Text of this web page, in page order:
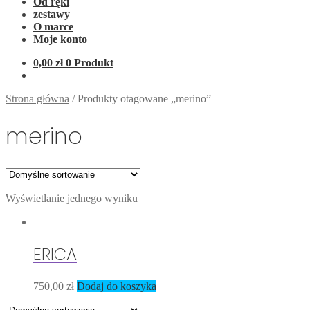
zestawy
O marce
Moje konto
0,00 zł 0 Produkt
Strona główna /Produkty otagowane „merino”
merino
Wyświetlanie jednego wyniku
ERICA
750,00 zł Dodaj do koszyka